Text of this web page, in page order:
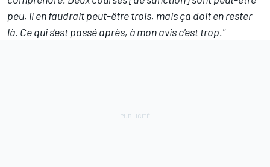
peu, il en faudrait peut-être trois, mais ça doit en rester
là. Ce qui s'est passé après, à mon avis c'est trop."